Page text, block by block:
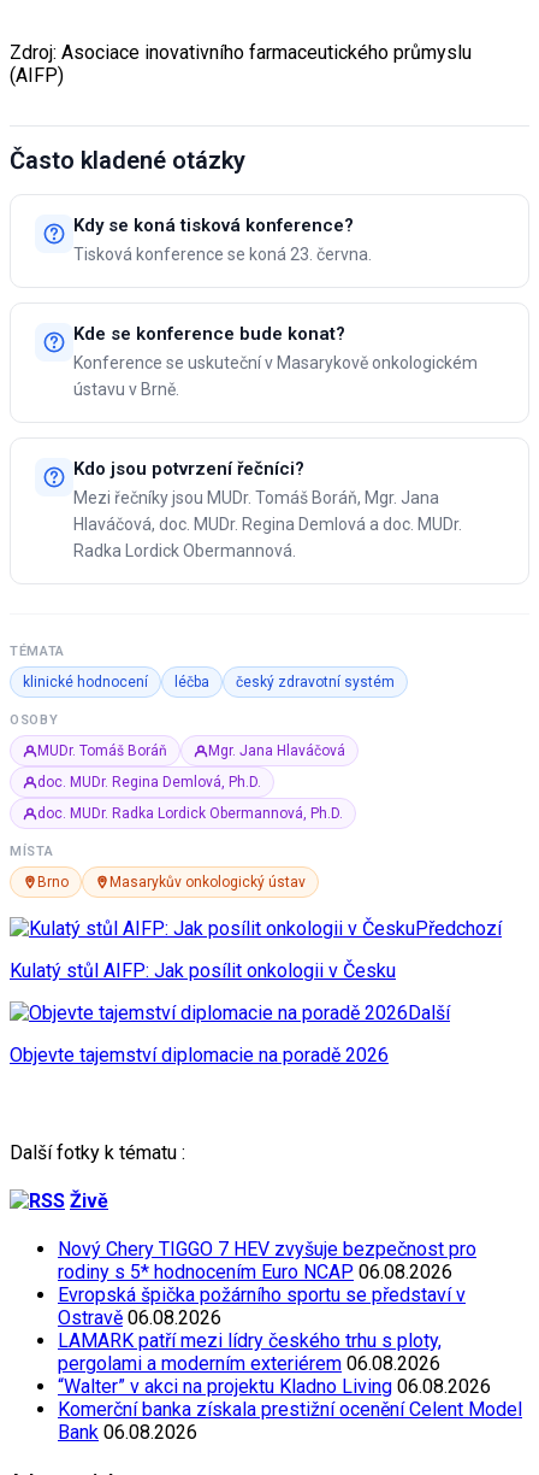
Zdroj: Asociace inovativního farmaceutického průmyslu
(AIFP)
Často kladené otázky
Kdy se koná tisková konference?
Tisková konference se koná 23. června.
Kde se konference bude konat?
Konference se uskuteční v Masarykově onkologickém
ústavu v Brně.
Kdo jsou potvrzení řečníci?
Mezi řečníky jsou MUDr. Tomáš Boráň, Mgr. Jana
Hlaváčová, doc. MUDr. Regina Demlová a doc. MUDr.
Radka Lordick Obermannová.
TÉMATA
klinické hodnocení léčba český zdravotní systém
OSOBY
MUDr. Tomáš Boráň
Mgr. Jana Hlaváčová
doc. MUDr. Regina Demlová, Ph.D.
doc. MUDr. Radka Lordick Obermannová, Ph.D.
MÍSTA
Brno Masarykův onkologický ústav
Předchozí
Kulatý stůl AIFP: Jak posílit onkologii v Česku
Další
Objevte tajemství diplomacie na poradě 2026
Další fotky k tématu :
Živě
Nový Chery TIGGO 7 HEV zvyšuje bezpečnost pro
rodiny s 5* hodnocením Euro NCAP 06.08.2026
Evropská špička požárního sportu se představí v
Ostravě 06.08.2026
LAMARK patří mezi lídry českého trhu s ploty,
pergolami a moderním exteriérem 06.08.2026
“Walter” v akci na projektu Kladno Living 06.08.2026
Komerční banka získala prestižní ocenění Celent Model
Bank 06.08.2026